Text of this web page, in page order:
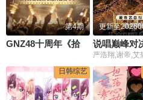
第4期
GNZ48十周年《拾忆》纪念片 说唱巅峰对
日韩综艺